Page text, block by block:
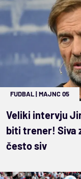
FUDBAL|MAJNC 05
Veliki intervju
biti trener! Siva
često siv